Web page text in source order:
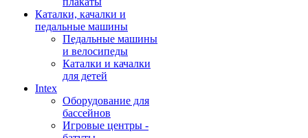
Каталки, качалки и
педальные машины
Педальные машины
и велосипеды
Каталки и качалки
для детей
Intex
Оборудование для
бассейнов
Игровые центры -